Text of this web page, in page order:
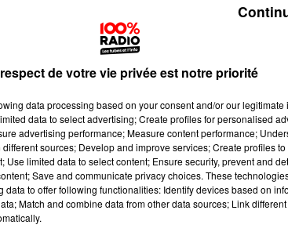
de votre vie privée est notre priorité
data processing based on your consent and/or our legitimate
data to select advertising; Create profiles for personalised
advertising performance; Measure content performance;
sources; Develop and improve services; Create profiles
limited data to select content; Ensure security, prevent and
Save and communicate privacy choices. These
data to offer following functionalities: Identify devices based on
Match and combine data from other data sources; Link